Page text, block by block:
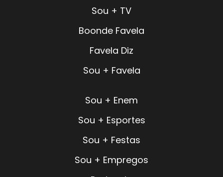
Sou + TV
Boonde Favela
Favela Diz
Sou + Favela
Sou + Enem
Sou + Esportes
Sou + Festas
Sou + Empregos